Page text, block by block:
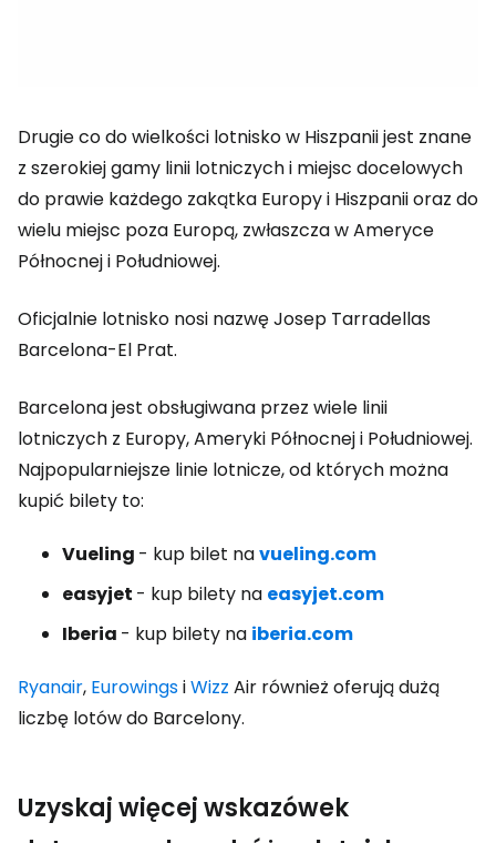
Drugie co do wielkości lotnisko w Hiszpanii jest znane
z szerokiej gamy linii lotniczych i miejsc docelowych
do prawie każdego zakątka Europy i Hiszpanii oraz do
wielu miejsc poza Europą, zwłaszcza w Ameryce
Północnej i Południowej.
Oficjalnie lotnisko nosi nazwę Josep Tarradellas
Barcelona-El Prat.
Barcelona jest obsługiwana przez wiele linii
lotniczych z Europy, Ameryki Północnej i Południowej.
Najpopularniejsze linie lotnicze, od których można
kupić bilety to:
Vueling - kup bilet navueling.com
easyjet - kup bilety na easyjet.com
Iberia - kup bilety na iberia.com
Ryanair, EurowingsiWizz Air również oferują dużą
liczbę lotów do Barcelony.
Uzyskaj więcej wskazówek